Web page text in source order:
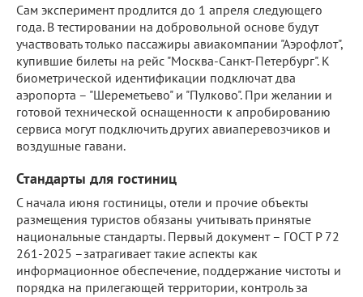
Сам эксперимент продлится до 1 апреля следующего
года. В тестировании на добровольной основе будут
участвовать только пассажиры авиакомпании "Аэрофлот",
купившие билеты на рейс "Москва-Санкт-Петербург". К
биометрической идентификации подключат два
аэропорта – "Шереметьево" и "Пулково". При желании и
готовой технической оснащенности к апробированию
сервиса могут подключить других авиаперевозчиков и
воздушные гавани.
Стандарты для гостиниц
С начала июня гостиницы, отели и прочие объекты
размещения туристов обязаны учитывать принятые
национальные стандарты. Первый документ – ГОСТ Р 72
261-2025 –затрагивает такие аспекты как
информационное обеспечение, поддержание чистоты и
порядка на прилегающей территории, контроль за